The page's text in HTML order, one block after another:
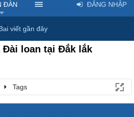
Tags
Đài loan tại Đắk lắk
Tags
ĐÀN
viết gần đây
ĐĂNG NHẬP